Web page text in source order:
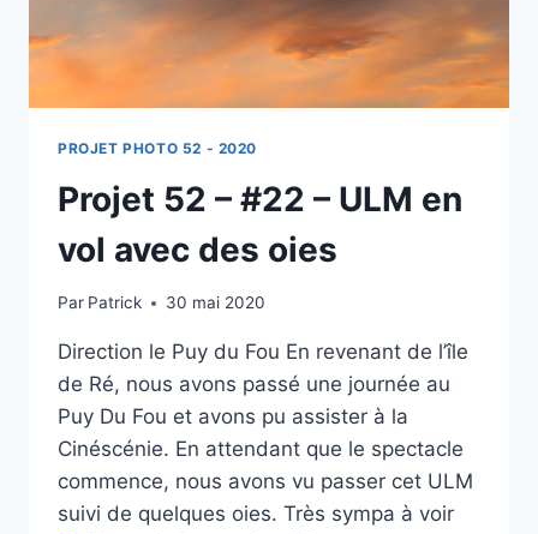
PROJET PHOTO 52 - 2020
Projet 52 – #22 – ULM en
vol avec des oies
Par Patrick 30 mai 2020
Direction le Puy du Fou En revenant de l’île
de Ré, nous avons passé une journée au
Puy Du Fou et avons pu assister à la
Cinéscénie. En attendant que le spectacle
commence, nous avons vu passer cet ULM
suivi de quelques oies. Très sympa à voir